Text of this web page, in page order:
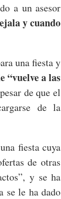
a un asesor
y cuando
una fiesta y
“vuelve a las
de que el
de la
fiesta cuya
de otras
y se ha
se le ha dado